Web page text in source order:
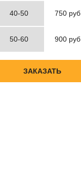
40-50 750 руб
50-60 900 руб
ЗАКАЗАТЬ